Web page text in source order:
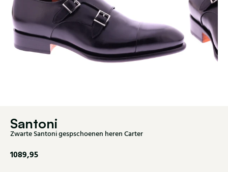
Santoni
Zwarte Santoni gespschoenen heren Carter
1089,95